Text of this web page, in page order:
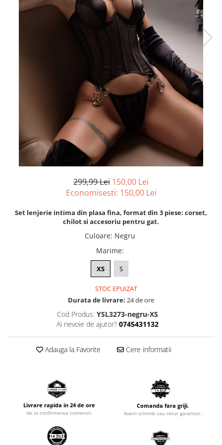
299,99 Lei 150,00 Lei
Economisesti: 150,00 Lei
Set lenjerie intima din plasa fina, format din 3 piese: corset,
chilot si accesoriu pentru gat.
Culoare: Negru
Marime:
XS S
STOC EPUIZAT
Durata de livrare: 24 de ore
Cod Produs: YSL3273-negru-XS
Ai nevoie de ajutor? 0745431132
Adauga la Favorite Cere informatii
Livrare rapida in 24 de ore
de la confirmarea comenzii.
Comanda fara griji.
Avem schimb sau retur garantat.